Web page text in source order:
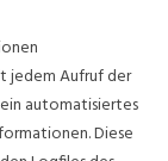
jedem Aufruf der
automatisiertes
Diese